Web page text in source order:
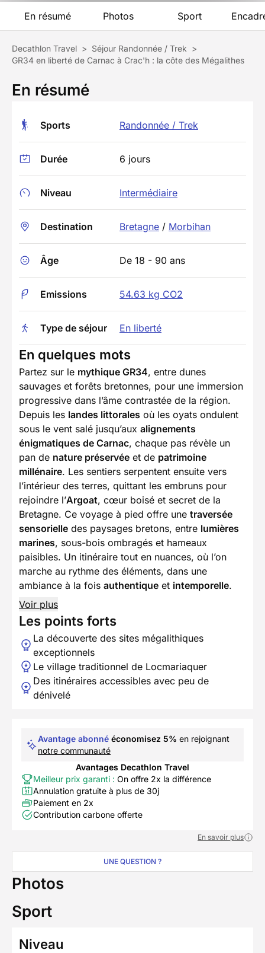
En résumé Photos Sport
Decathlon Travel > Séjour Randonnée / Trek >
GR34 en liberté de Carnac à Crac'h : la côte des Mégalithes
En résumé
Sports Randonnée / Trek
Durée 6 jours
Niveau Intermédiaire
Destination Bretagne / Morbihan
Âge De 18 - 90 ans
Emissions 54.63 kg CO2
Type de séjour En liberté
En quelques mots
Partez sur le mythique GR34, entre dunes
sauvages et forêts bretonnes, pour une immersion
progressive dans l’âme contrastée de la région.
Depuis les landes littorales où les oyats ondulent
sous le vent salé jusqu’aux alignements
énigmatiques de Carnac, chaque pas révèle un
pan de nature préservée et de patrimoine
millénaire. Les sentiers serpentent ensuite vers
l’intérieur des terres, quittant les embruns pour
rejoindre l’Argoat, cœur boisé et secret de la
Bretagne. Ce voyage à pied offre une traversée
sensorielle des paysages bretons, entre lumières
marines, sous-bois ombragés et hameaux
paisibles. Un itinéraire tout en nuances, où l’on
marche au rythme des éléments, dans une
ambiance à la fois authentique et intemporelle.
Voir plus
Les points forts
La découverte des sites mégalithiques
exceptionnels
Le village traditionnel de Locmariaquer
Des itinéraires accessibles avec peu de
dénivelé
Avantage abonné économisez 5% en rejoignant
notre communauté
Avantages Decathlon Travel
Meilleur prix garanti : On offre 2x la différence
Annulation gratuite à plus de 30j
Paiement en 2x
Contribution carbone offerte
En savoir plus
UNE QUESTION ?
Photos
Sport
Niveau